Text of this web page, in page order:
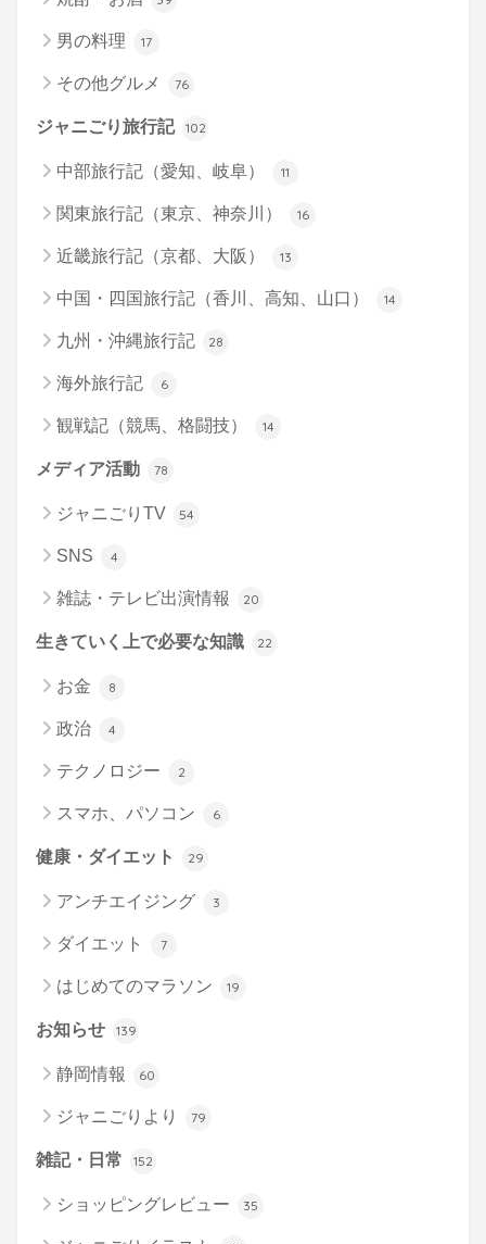
男の料理 17
その他グルメ 76
ジャニごり旅行記 102
中部旅行記（愛知、岐阜） 11
関東旅行記（東京、神奈川） 16
近畿旅行記（京都、大阪） 13
中国・四国旅行記（香川、高知、山口） 14
九州・沖縄旅行記 28
海外旅行記 6
観戦記（競馬、格闘技） 14
メディア活動 78
ジャニごりTV 54
SNS 4
雑誌・テレビ出演情報 20
生きていく上で必要な知識 22
お金 8
政治 4
テクノロジー 2
スマホ、パソコン 6
健康・ダイエット 29
アンチエイジング 3
ダイエット 7
はじめてのマラソン 19
お知らせ 139
静岡情報 60
ジャニごりより 79
雑記・日常 152
ショッピングレビュー 35